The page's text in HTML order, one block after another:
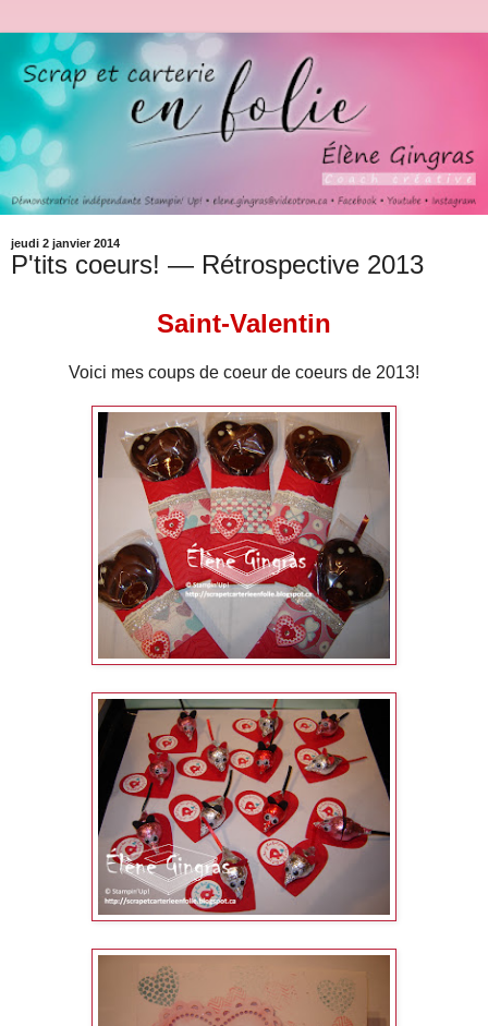
jeudi 2 janvier 2014
P'tits coeurs! — Rétrospective 2013
Saint-Valentin
Voici mes coups de coeur de coeurs de 2013!